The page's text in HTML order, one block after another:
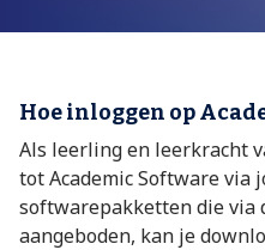
Hoe inloggen op
Als leerling en leerkracht
tot Academic Software via
softwarepakketten die
aangeboden, kan je